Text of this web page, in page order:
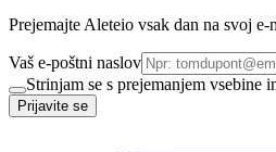
Prejemajte Aleteio vsak dan na svoj e-
Vaš e-poštni naslov
Strinjam se s prejemanjem vsebine
Prijavite se